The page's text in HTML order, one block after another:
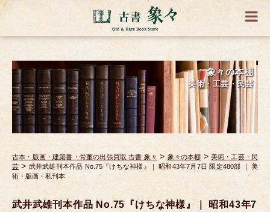
象々の本棚
美術・工芸・民芸
古本・版画・建築書・骨董の出張買取 古書 象々 > 象々の本棚 > 美術・工芸・民
芸 > 武井武雄刊本作品 No.75『けちな神様』｜ 昭和43年7月7日 限定480部 ｜ 美
術・版画・私刊本
武井武雄刊本作品 No.75『けちな神様』｜ 昭和43年7